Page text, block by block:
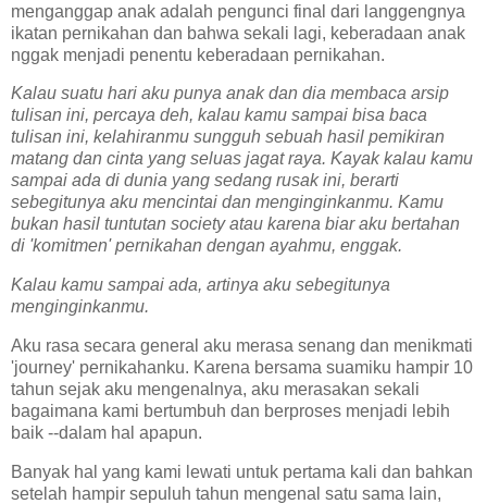
menganggap anak adalah pengunci final dari langgengnya
ikatan pernikahan dan bahwa sekali lagi, keberadaan anak
nggak menjadi penentu keberadaan pernikahan.
Kalau suatu hari aku punya anak dan dia membaca arsip
tulisan ini, percaya deh, kalau kamu sampai bisa baca
tulisan ini, kelahiranmu sungguh sebuah hasil pemikiran
matang dan cinta yang seluas jagat raya. Kayak kalau kamu
sampai ada di dunia yang sedang rusak ini, berarti
sebegitunya aku mencintai dan menginginkanmu. Kamu
bukan hasil tuntutan society atau karena biar aku bertahan
di 'komitmen' pernikahan dengan ayahmu, enggak.
Kalau kamu sampai ada, artinya aku sebegitunya
menginginkanmu.
Aku rasa secara general aku merasa senang dan menikmati
'journey' pernikahanku. Karena bersama suamiku hampir 10
tahun sejak aku mengenalnya, aku merasakan sekali
bagaimana kami bertumbuh dan berproses menjadi lebih
baik --dalam hal apapun.
Banyak hal yang kami lewati untuk pertama kali dan bahkan
setelah hampir sepuluh tahun mengenal satu sama lain,